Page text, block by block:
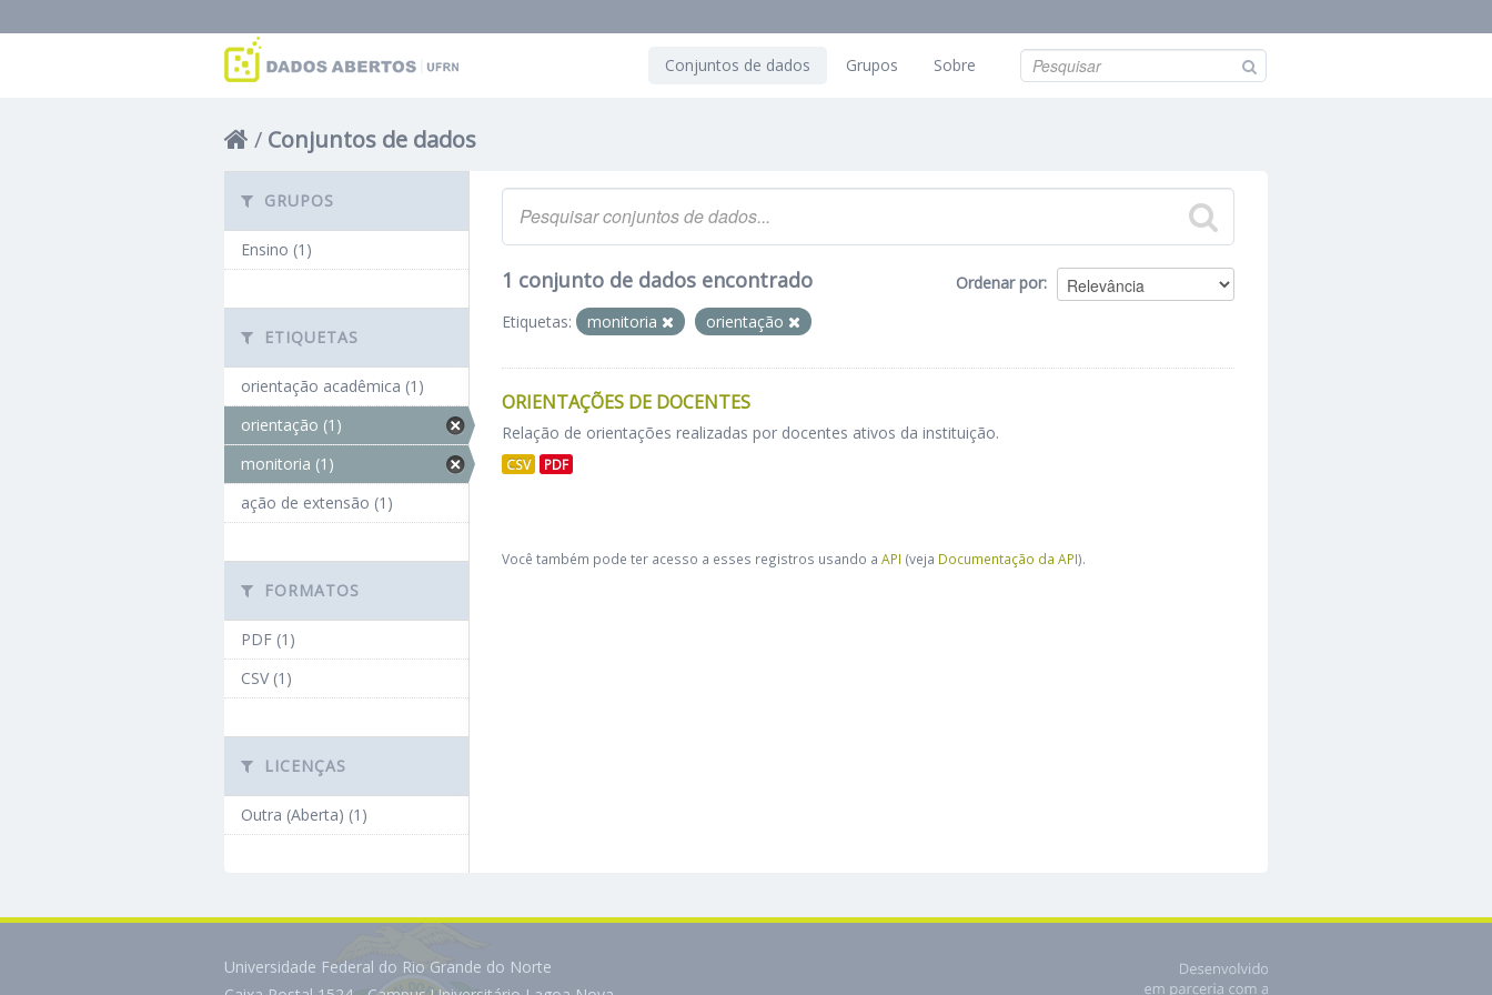
Conjuntos de dados Grupos Sobre
Conjuntos de dados
Ordenar por
1 conjunto de dados encontrado
Etiquetas: monitoria orientação
ORIENTAÇÕES DE DOCENTES
Relação de orientações realizadas por docentes ativos da instituição.
CSV PDF
Você também pode ter acesso a esses registros usando a API (veja Documentação da API).
GRUPOS
Ensino (1)
ETIQUETAS
orientação acadêmica (1)
orientação (1)
monitoria (1)
ação de extensão (1)
FORMATOS
PDF (1)
CSV (1)
LICENÇAS
Outra (Aberta) (1)
Universidade Federal do Rio Grande do Norte